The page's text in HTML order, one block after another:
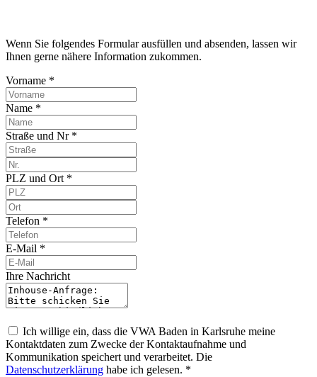
Wenn Sie folgendes Formular ausfüllen und absenden, lassen wir
Ihnen gerne nähere Information zukommen.
Vorname *
Name *
Straße und Nr *
PLZ und Ort *
Telefon *
E-Mail *
Ihre Nachricht
Ich willige ein, dass die VWA Baden in Karlsruhe meine
Kontaktdaten zum Zwecke der Kontaktaufnahme und
Kommunikation speichert und verarbeitet. Die
Datenschutzerklärung habe ich gelesen. *